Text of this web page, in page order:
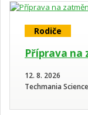
Rodiče
Příprava na
12. 8. 2026
Techmania